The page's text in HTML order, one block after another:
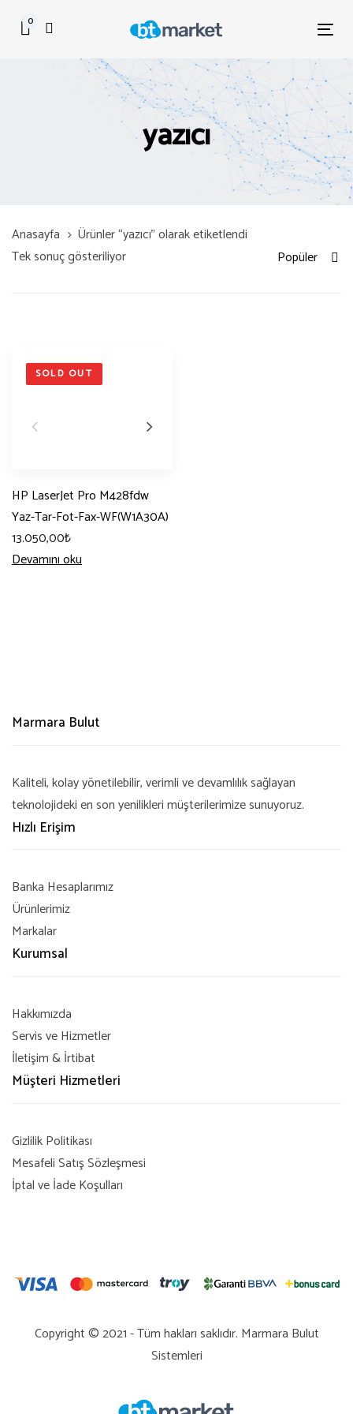
0
yazıcı
Anasayfa
Ürünler “yazıcı” olarak etiketlendi
Tek sonuç gösteriliyor
Popüler
SOLD OUT
HP LaserJet Pro M428fdw
Yaz-Tar-Fot-Fax-WF(W1A30A)
13.050,00₺
Devamını oku
Marmara Bulut
Kaliteli, kolay yönetilebilir, verimli ve devamlılık sağlayan
teknolojideki en son yenilikleri müşterilerimize sunuyoruz.
Hızlı Erişim
Banka Hesaplarımız
Ürünlerimiz
Markalar
Kurumsal
Hakkımızda
Servis ve Hizmetler
İletişim & İrtibat
Müşteri Hizmetleri
Gizlilik Politikası
Mesafeli Satış Sözleşmesi
İptal ve İade Koşulları
Copyright © 2021 - Tüm hakları saklıdır. Marmara Bulut
Sistemleri